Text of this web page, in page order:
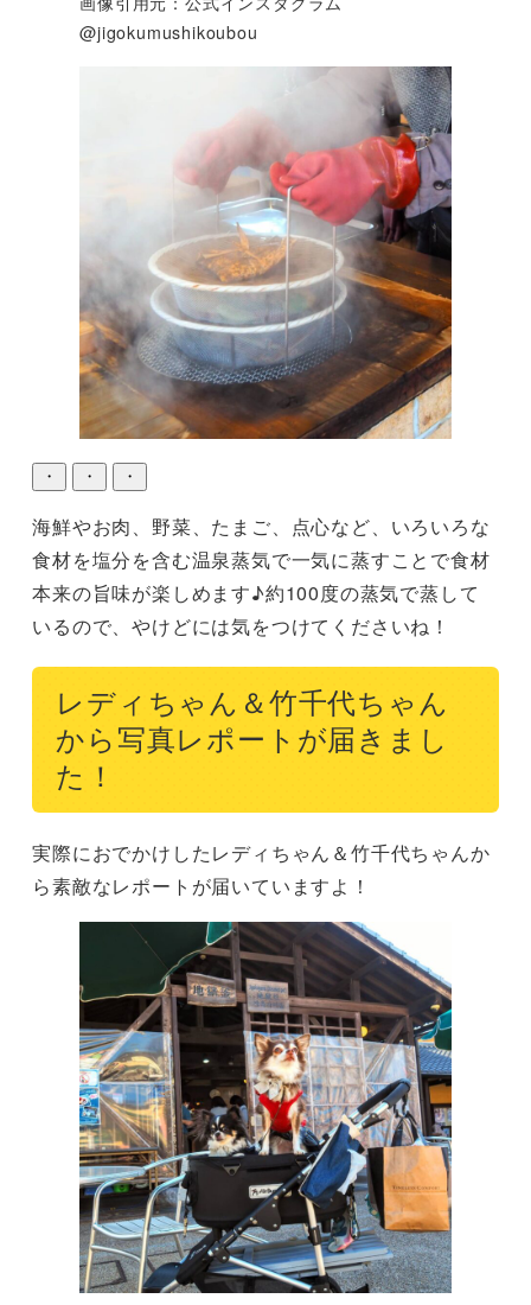
@jigokumushikoubou
・ ・ ・
海鮮やお肉、野菜、たまご、点心など、いろいろな
食材を塩分を含む温泉蒸気で一気に蒸すことで食材
本来の旨味が楽しめます♪約100度の蒸気で蒸して
いるので、やけどには気をつけてくださいね！
レディちゃん＆竹千代ちゃん
から写真レポートが届きまし
た！
実際におでかけしたレディちゃん＆竹千代ちゃんか
ら素敵なレポートが届いていますよ！